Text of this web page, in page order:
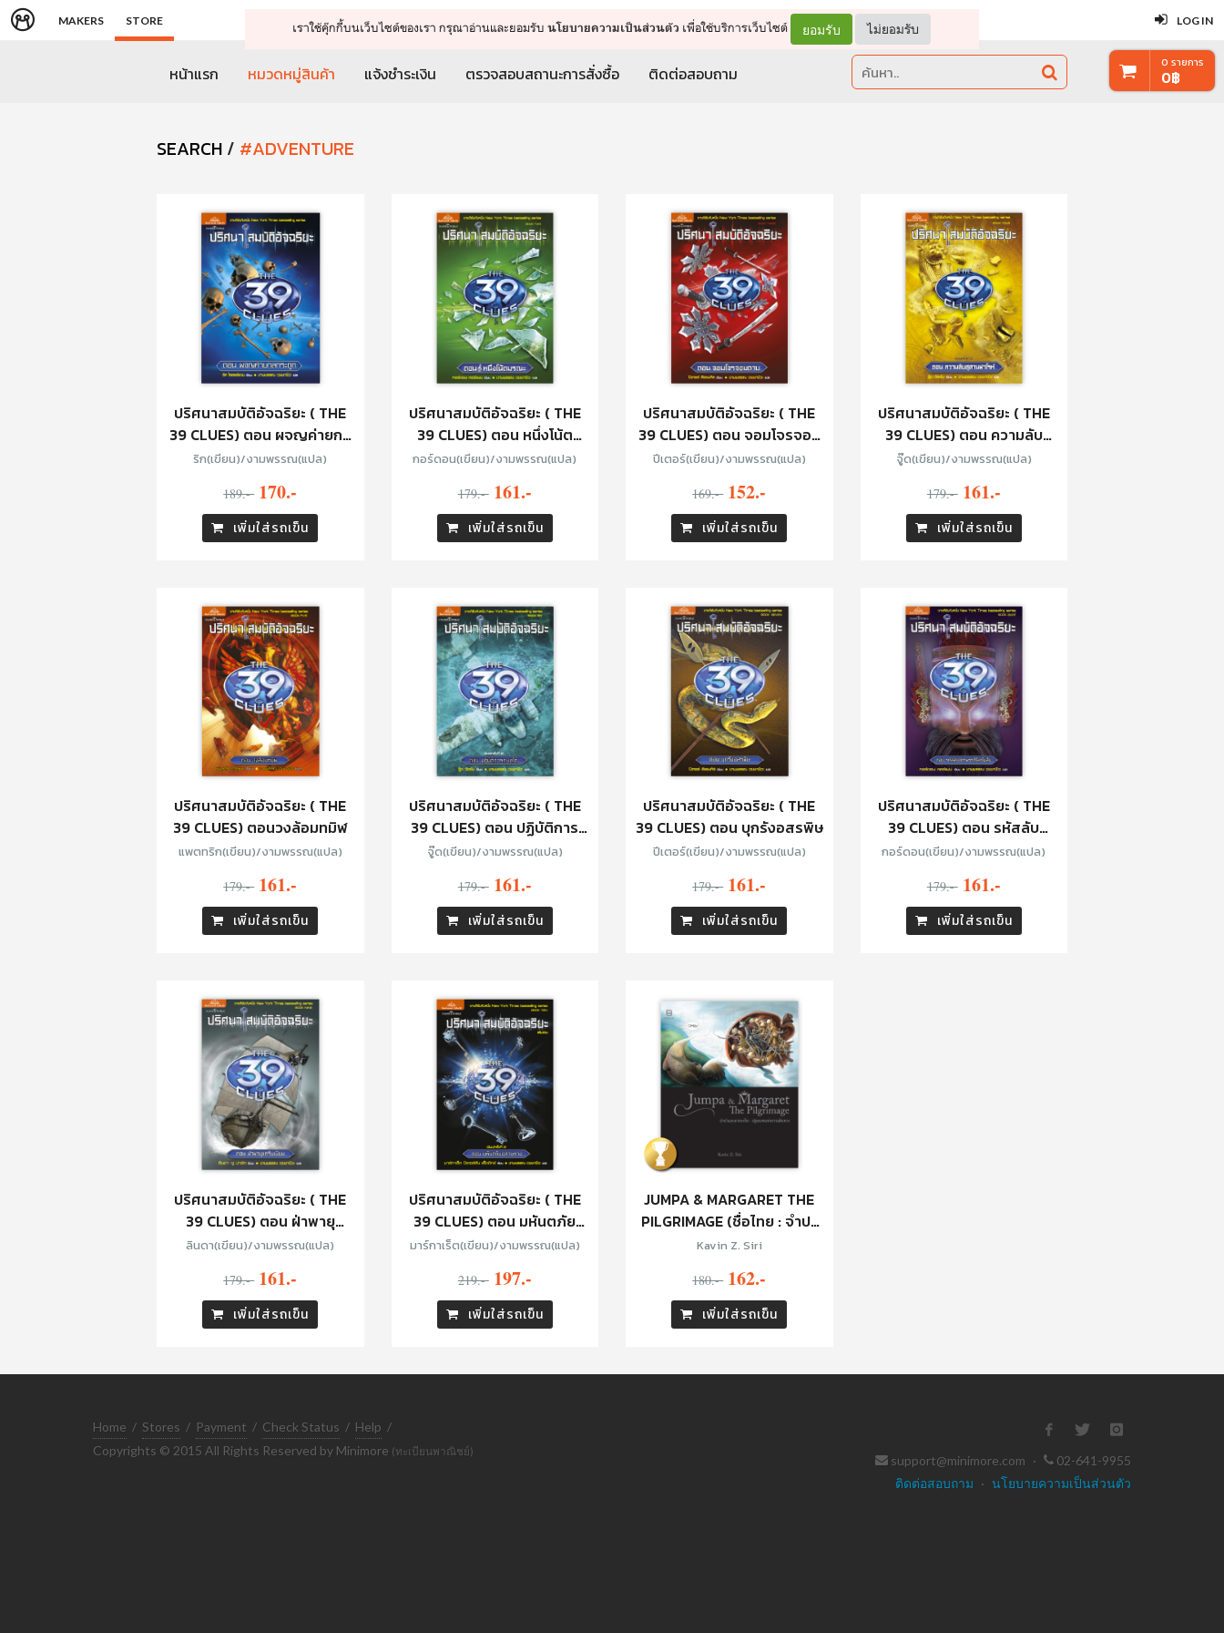
ปิด
จัดการรถเข็น ดำเนินการต่อ
MAKERS STORE LOG IN
เราใช้คุ๊กกี้บนเว็บไซต์ของเรา กรุณาอ่านและยอมรับนโยบายความเป็นส่วนตัว เพื่อใช้บริการเว็บไซต์ ยอมรับ ไม่ยอมรับ
หน้าแรก หมวดหมู่สินค้า แจ้งชำระเงิน ตรวจสอบสถานะการสั่งซื้อ ติดต่อสอบถาม
0 รายการ
0฿
SEARCH / #ADVENTURE
ปริศนาสมบัติอัจฉริยะ ( THE
39 CLUES) ตอน ผจญค่ายกล
กระดูก
ริก(เขียน)/งามพรรณ(แปล)
189.- 170.-
เพิ่มใส่รถเข็น
ปริศนาสมบัติอัจฉริยะ ( THE
39 CLUES) ตอน หนึ่งโน้ต
มรณะ
กอร์ดอน(เขียน)/งามพรรณ(แปล)
179.- 161.-
เพิ่มใส่รถเข็น
ปริศนาสมบัติอัจฉริยะ ( THE
39 CLUES) ตอน จอมโจรจอม
ดาบ
ปีเตอร์(เขียน)/งามพรรณ(แปล)
169.- 152.-
เพิ่มใส่รถเข็น
ปริศนาสมบัติอัจฉริยะ ( THE
39 CLUES) ตอน ความลับ
สุสานฟาโรห์
จู๊ด(เขียน)/งามพรรณ(แปล)
179.- 161.-
เพิ่มใส่รถเข็น
ปริศนาสมบัติอัจฉริยะ ( THE
39 CLUES) ตอนวงล้อมทมิฬ
แพตทริก(เขียน)/งามพรรณ(แปล)
179.- 161.-
เพิ่มใส่รถเข็น
ปริศนาสมบัติอัจฉริยะ ( THE
39 CLUES) ตอน ปฏิบัติการ
ทะเลใต้
จู๊ด(เขียน)/งามพรรณ(แปล)
179.- 161.-
เพิ่มใส่รถเข็น
ปริศนาสมบัติอัจฉริยะ ( THE
39 CLUES) ตอน บุกรังอสรพิษ
ปีเตอร์(เขียน)/งามพรรณ(แปล)
179.- 161.-
เพิ่มใส่รถเข็น
ปริศนาสมบัติอัจฉริยะ ( THE
39 CLUES) ตอน รหัสลับ
จักรพรรดิโลกไม่ลืม
กอร์ดอน(เขียน)/งามพรรณ(แปล)
179.- 161.-
เพิ่มใส่รถเข็น
ปริศนาสมบัติอัจฉริยะ ( THE
39 CLUES) ตอน ฝ่าพายุ
แคริบเบียน
ลินดา(เขียน)/งามพรรณ(แปล)
179.- 161.-
เพิ่มใส่รถเข็น
ปริศนาสมบัติอัจฉริยะ ( THE
39 CLUES) ตอน มหันตภัย
ปลายทาง (เล่มจบ)
มาร์กาเร็ต(เขียน)/งามพรรณ(แปล)
219.- 197.-
เพิ่มใส่รถเข็น
JUMPA & MARGARET THE
PILGRIMAGE (ชื่อไทย : จำปา
และมากะเร็ต : ปฐมบทการเดิน
Kavin Z. Siri
180.- 162.-
เพิ่มใส่รถเข็น
Home / Stores / Payment / Check Status / Help /
Copyrights © 2015 All Rights Reserved by Minimore (ทะเบียนพาณิชย์)
support@minimore.com ·
02-641-9955
ติดต่อสอบถาม · นโยบายความเป็นส่วนตัว